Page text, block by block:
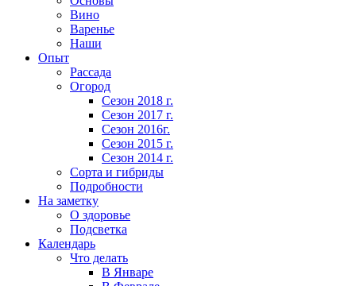
Вино
Варенье
Наши
Опыт
Рассада
Огород
Сезон 2018 г.
Сезон 2017 г.
Сезон 2016г.
Сезон 2015 г.
Сезон 2014 г.
Сорта и гибриды
Подробности
На заметку
О здоровье
Подсветка
Календарь
Что делать
В Январе